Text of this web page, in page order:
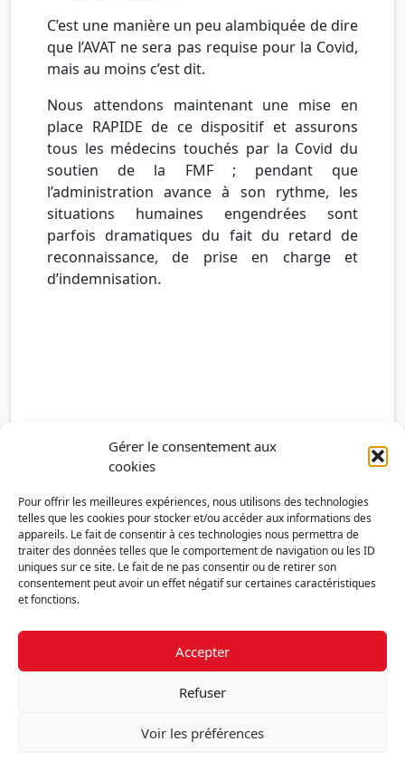
Gérer le consentement aux
cookies
Pour offrir les meilleures expériences, nous utilisons des technologies
telles que les cookies pour stocker et/ou accéder aux informations des
appareils. Le fait de consentir à ces technologies nous permettra de
traiter des données telles que le comportement de navigation ou les ID
uniques sur ce site. Le fait de ne pas consentir ou de retirer son
consentement peut avoir un effet négatif sur certaines caractéristiques
et fonctions.
Accepter
Refuser
Voir les préférences
C’est une manière un peu alambiquée de dire
que l’AVAT ne sera pas requise pour la Covid,
mais au moins c’est dit.
Nous attendons maintenant une mise en
place RAPIDE de ce dispositif et assurons
tous les médecins touchés par la Covid du
soutien de la FMF ; pendant que
l’administration avance à son rythme, les
situations humaines engendrées sont
parfois dramatiques du fait du retard de
reconnaissance, de prise en charge et
d’indemnisation.
Politique de confidentialité
RGPD
Nous contacter